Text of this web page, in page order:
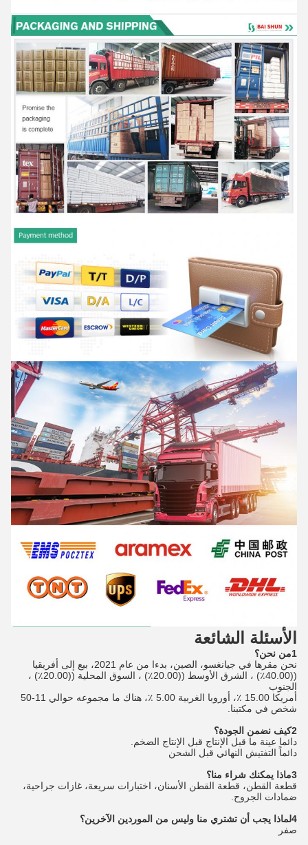
الأسئلة الشائعة
1من نحن؟
نحن مقرها في جيانغسو، الصين، بدءا من عام 2021، بيع إلى أفريقيا
((40.00٪) ، الشرق الأوسط ((20.00٪) ، السوق المحلية ((20.00٪) ،
الجنوب
أمريكا 15.00 ٪، أوروبا الغربية 5.00 ٪، هناك ما مجموعه حوالي 11-50
شخص في مكتبنا.
2كيف نضمن الجودة؟
دائما عينة ما قبل الإنتاج قبل الإنتاج الضخم.
دائماً التفتيش النهائي قبل الشحن
3ماذا يمكنك شراء منا؟
قطعة القطن، قطعة القطن الأسنان، اختبارات سريعة، غازات جراحية،
ضمادات الجروح.
4لماذا يجب أن تشتري منا وليس من الموردين الآخرين؟
صفر